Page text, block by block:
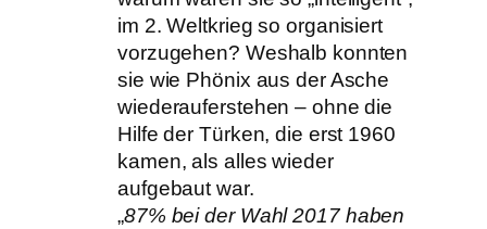
im 2. Weltkrieg so organisiert
vorzugehen? Weshalb konnten
sie wie Phönix aus der Asche
wiederauferstehen – ohne die
Hilfe der Türken, die erst 1960
kamen, als alles wieder
aufgebaut war.
„87% bei der Wahl 2017 haben